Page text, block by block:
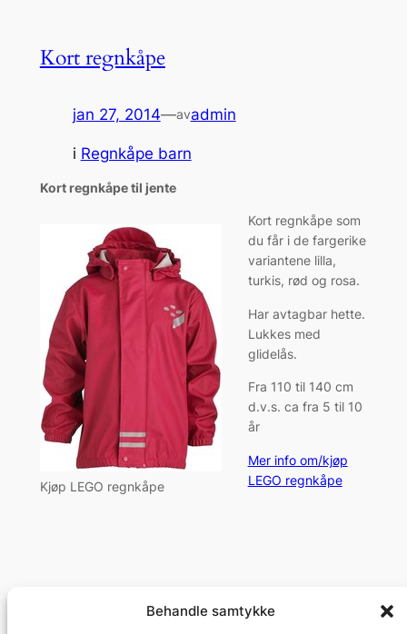
Behandle samtykke
Kort regnkåpe
jan 27, 2014—avadmin
i Regnkåpe barn
Kort regnkåpe til jente
Kjøp LEGO regnkåpe
Kort regnkåpe som
du får i de fargerike
variantene lilla,
turkis, rød og rosa.
Har avtagbar hette.
Lukkes med
glidelås.
Fra 110 til 140 cm
d.v.s. ca fra 5 til 10
år
Mer info om/kjøp
LEGO regnkåpe